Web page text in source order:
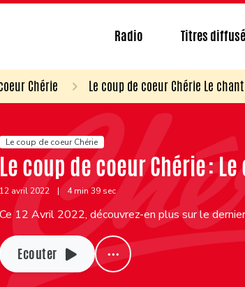
Radio Titres
Chérie Le coup de coeur Chérie Le
Le coup de coeur Chérie
Le coup de coeur Chérie :
12 avril 2022 | 4 min 39 sec
Ce 12 Avril 2022, découvrez-en plus sur le
Ecouter